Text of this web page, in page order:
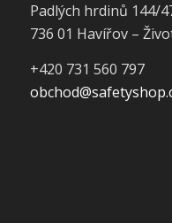
Padlých hrdinů 144/
736 01 Havířov –
+420 731 560 797